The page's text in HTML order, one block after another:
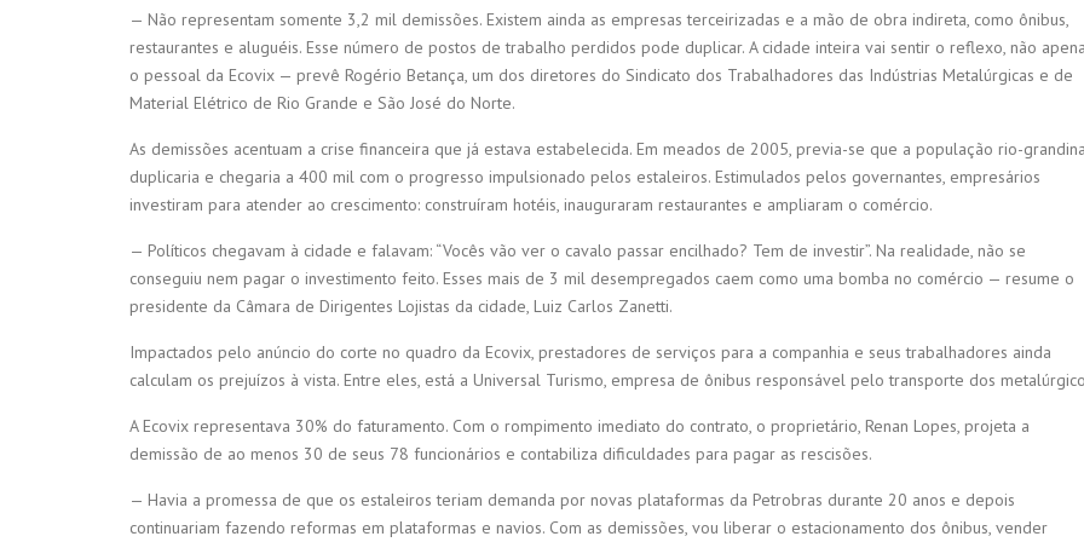
— Não representam somente 3,2 mil demissões. Existem ainda as empresas terceirizadas e a mão de obra indireta, como ônibus,
restaurantes e aluguéis. Esse número de postos de trabalho perdidos pode duplicar. A cidade inteira vai sentir o reflexo, não
o pessoal da Ecovix — prevê Rogério Betança, um dos diretores do Sindicato dos Trabalhadores das Indústrias Metalúrgicas e de
Material Elétrico de Rio Grande e São José do Norte.
As demissões acentuam a crise financeira que já estava estabelecida. Em meados de 2005, previa-se que a população rio-grandina
duplicaria e chegaria a 400 mil com o progresso impulsionado pelos estaleiros. Estimulados pelos governantes, empresários
investiram para atender ao crescimento: construíram hotéis, inauguraram restaurantes e ampliaram o comércio.
— Políticos chegavam à cidade e falavam: “Vocês vão ver o cavalo passar encilhado? Tem de investir”. Na realidade, não se
conseguiu nem pagar o investimento feito. Esses mais de 3 mil desempregados caem como uma bomba no comércio — resume o
presidente da Câmara de Dirigentes Lojistas da cidade, Luiz Carlos Zanetti.
Impactados pelo anúncio do corte no quadro da Ecovix, prestadores de serviços para a companhia e seus trabalhadores ainda
calculam os prejuízos à vista. Entre eles, está a Universal Turismo, empresa de ônibus responsável pelo transporte dos
A Ecovix representava 30% do faturamento. Com o rompimento imediato do contrato, o proprietário, Renan Lopes, projeta a
demissão de ao menos 30 de seus 78 funcionários e contabiliza dificuldades para pagar as rescisões.
— Havia a promessa de que os estaleiros teriam demanda por novas plataformas da Petrobras durante 20 anos e depois
continuariam fazendo reformas em plataformas e navios. Com as demissões, vou liberar o estacionamento dos ônibus, vender